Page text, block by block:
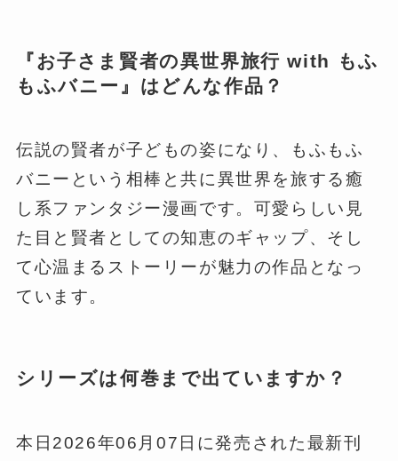
『お子さま賢者の異世界旅行 with もふ
もふバニー』はどんな作品？
伝説の賢者が子どもの姿になり、もふもふ
バニーという相棒と共に異世界を旅する癒
し系ファンタジー漫画です。可愛らしい見
た目と賢者としての知恵のギャップ、そし
て心温まるストーリーが魅力の作品となっ
ています。
シリーズは何巻まで出ていますか？
本日2026年06月07日に発売された最新刊